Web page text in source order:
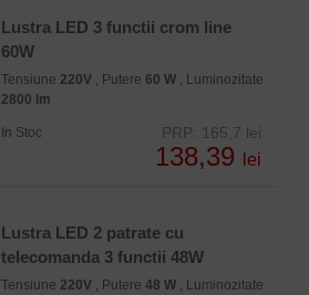
Lustra LED 3 functii crom line
60W
Tensiune 220V , Putere 60 W , Luminozitate
2800 lm
In Stoc PRP: 165,7 lei
138,39 lei
Lustra LED 2 patrate cu
telecomanda 3 functii 48W
Tensiune 220V , Putere 48 W , Luminozitate